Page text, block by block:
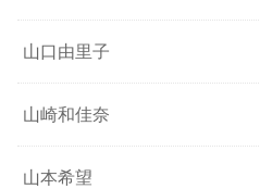
山口由里子
山崎和佳奈
山本希望